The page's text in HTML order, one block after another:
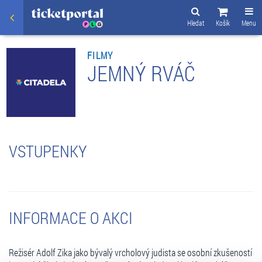
Menu
Košík
Hledat
FILMY
JEMNÝ RVÁČ
VSTUPENKY
INFORMACE O AKCI
Režisér Adolf Zika jako bývalý vrcholový judista se osobní zkušeností